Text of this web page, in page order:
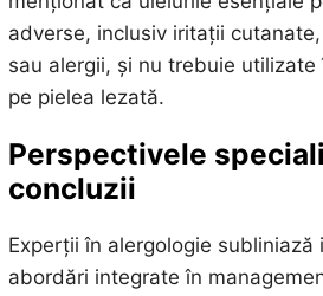
adverse, inclusiv iritații
sau alergii, și nu trebuie
pe pielea lezată.
Perspectivele
concluzii
Experții în alergologie subliniază
abordări integrate în